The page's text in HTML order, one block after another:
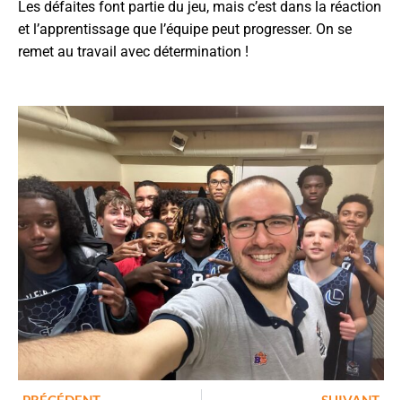
Les défaites font partie du jeu, mais c’est dans la réaction
et l’apprentissage que l’équipe peut progresser. On se
remet au travail avec détermination !